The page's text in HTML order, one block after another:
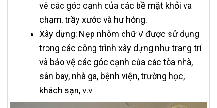
vệ các góc cạnh của các bề mặt khỏi va
chạm, trầy xước và hư hỏng.
Xây dựng: Nẹp nhôm chữ V được sử dụng
trong các công trình xây dựng như trang trí
và bảo vệ các góc cạnh của các tòa nhà,
sân bay, nhà ga, bệnh viện, trường học,
khách sạn, v.v.